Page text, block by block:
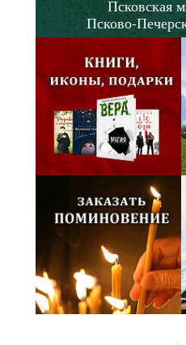
Псковская
Псково-